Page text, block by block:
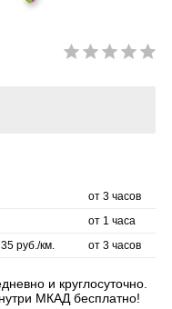
от 3 часов
от 1 часа
руб./км. от 3 часов
и круглосуточно.
МКАД бесплатно!